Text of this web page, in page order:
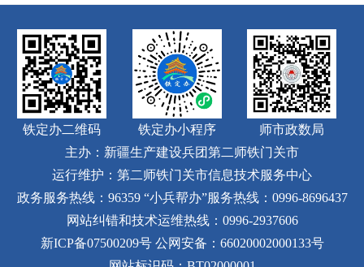
铁定办二维码 铁定办小程序
师市政数局
主办：新疆生产建设兵团第二师铁门关市
运行维护：第二师铁门关市信息技术服务中心
政务服务热线：96359 “小兵帮办”服务热线：0996-8696437
网站纠错和技术运维热线：0996-2937606
新ICP备07500209号 公网安备：66020002000133号